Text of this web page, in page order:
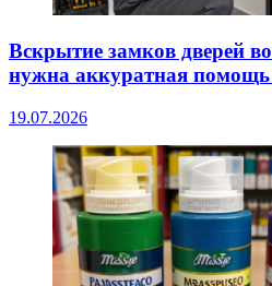
Вскрытие замков дверей
нужна аккуратная помощь
19.07.2026